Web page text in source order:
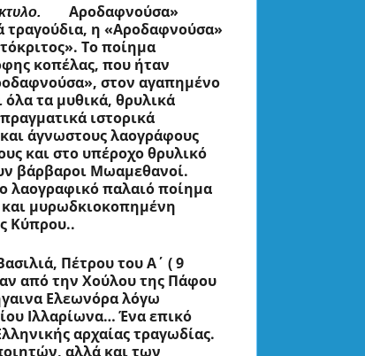
Αροδαφνούσα»
τραγούδια, η «Αροδαφνούσα»
Το ποίημα
κοπέλας, που ήταν
στον αγαπημένο
όλα τα μυθικά, θρυλικά
ιστορικά
άγνωστους λαογράφους
και στο υπέροχο θρυλικό
βάρβαροι Μωαμεθανοί.
λαογραφικό παλαιό ποίημα
μυρωδκιοκοπημένη
Κύπρου..
Πέτρου του Α΄ ( 9
από την Χούλου της Πάφου
Ελεωνόρα λόγω
Ιλλαρίωνα… Ένα επικό
αρχαίας τραγωδίας.
αλλά και των